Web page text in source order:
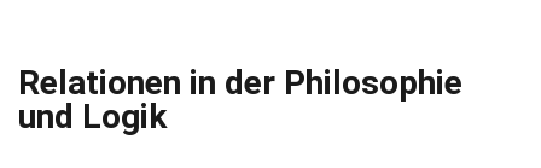
Relationen in der Philosophie
und Logik